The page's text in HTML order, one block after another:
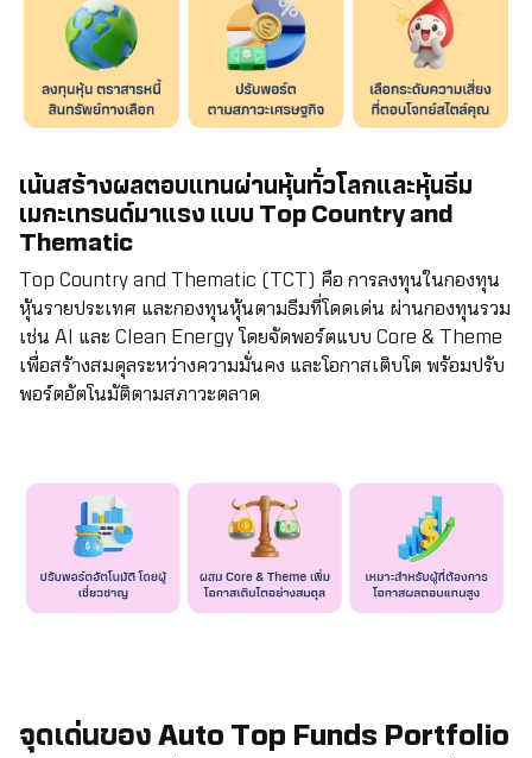
เน้นสร้างผลตอบแทนผ่านหุ้นทั่วโลกและหุ้นธีม
เมกะเทรนด์มาแรง แบบ Top Country and
Thematic
Top Country and Thematic (TCT) คือ การลงทุนในกองทุน
หุ้นรายประเทศ และกองทุนหุ้นตามธีมที่โดดเด่น ผ่านกองทุนรวม
เช่น AI และ Clean Energy โดยจัดพอร์ตแบบ Core & Theme
เพื่อสร้างสมดุลระหว่างความมั่นคง และโอกาสเติบโต พร้อมปรับ
พอร์ตอัตโนมัติตามสภาวะตลาด
จุดเด่นของAuto Top Funds Portfolio